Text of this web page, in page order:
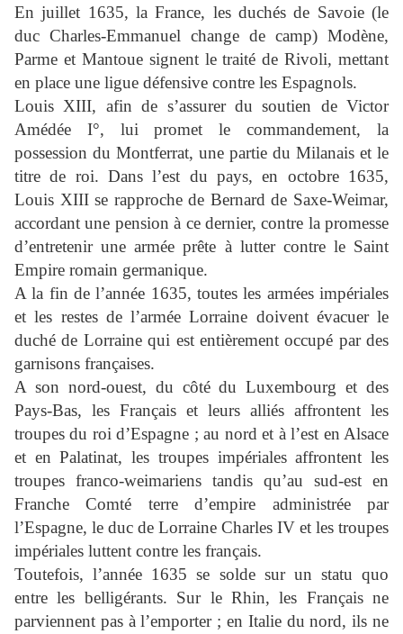
En juillet 1635, la France, les duchés de Savoie (le
duc Charles-Emmanuel change de camp) Modène,
Parme et Mantoue signent letraité de Rivoli, mettant
en place une ligue défensive contre les Espagnols.
Louis XIII, afin de s’assurer du soutien de Victor
Amédée I°, lui promet le commandement, la
possession du Montferrat, une partie du Milanais et le
titre de roi. Dans l’est du pays, en octobre 1635,
Louis XIII se rapproche de Bernard de Saxe-Weimar,
accordant une pension à ce dernier, contre la promesse
d’entretenir une armée prête à lutter contre le Saint
Empire romain germanique.
A la fin de l’année 1635, toutes les armées impériales
et les restes de l’armée Lorraine doivent évacuer le
duché de Lorraine qui est entièrement occupé par des
garnisons françaises.
A son nord-ouest, du côté du Luxembourg et des
Pays-Bas, les Français et leurs alliés affrontent les
troupes du roi d’Espagne ; au nord et à l’est en Alsace
et en Palatinat, les troupes impériales affrontent les
troupes franco-weimariens tandis qu’au sud-est en
Franche Comté terre d’empire administrée par
l’Espagne, le duc de Lorraine Charles IV et les troupes
impériales luttent contre les français.
Toutefois, l’année 1635 se solde sur un statu quo
entre les belligérants. Sur le Rhin, les Français ne
parviennent pas à l’emporter ; en Italie du nord, ils ne